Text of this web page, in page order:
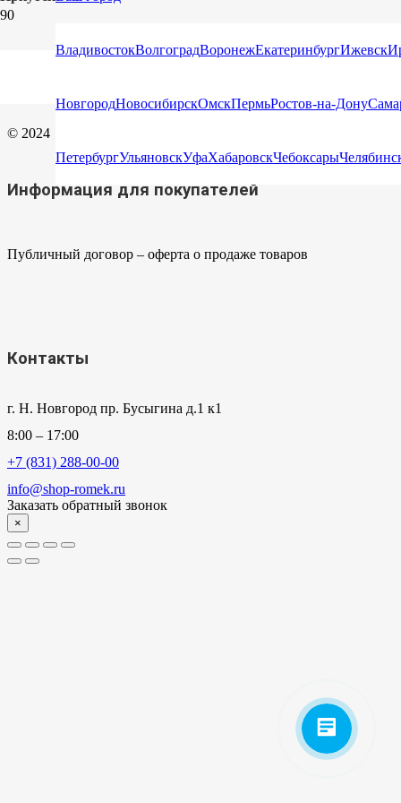
ВладивостокВолгоградВоронежЕкатеринбургИжевск
НовгородНовосибирскОмскПермьРостов-на-Дону
ПетербургУльяновскУфаХабаровскЧебоксары
ООО «РОМЕК НН»
© 2024
Информация для покупателей
Публичный договор – оферта о продаже товаров
Контакты
г. Н. Новгород пр. Бусыгина д.1 к1
8:00 – 17:00
+7 (831) 288-00-00
info@shop-romek.ru
Заказать обратный звонок
×